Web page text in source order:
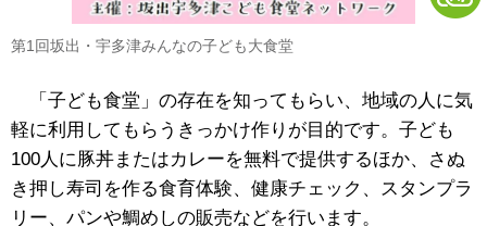
第1回坂出・宇多津みんなの子ども大食堂
「子ども食堂」の存在を知ってもらい、地域の人に気
軽に利用してもらうきっかけ作りが目的です。子ども
100人に豚丼またはカレーを無料で提供するほか、さぬ
き押し寿司を作る食育体験、健康チェック、スタンプラ
リー、パンや鯛めしの販売などを行います。